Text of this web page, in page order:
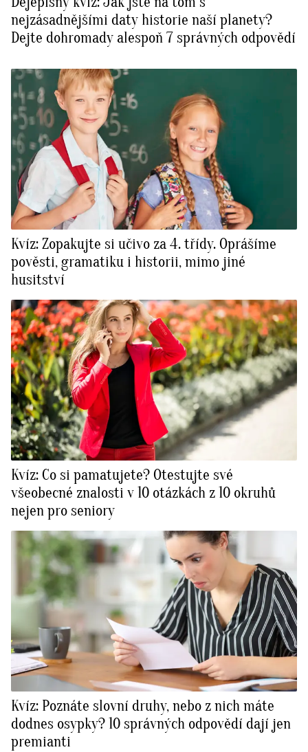
nejzásadnějšími daty historie naší planety?
Dejte dohromady alespoň 7 správných odpovědí
Kvíz: Zopakujte si učivo za 4. třídy. Oprášíme
pověsti, gramatiku i historii, mimo jiné
husitství
Kvíz: Co si pamatujete? Otestujte své
všeobecné znalosti v 10 otázkách z 10 okruhů
nejen pro seniory
Kvíz: Poznáte slovní druhy, nebo z nich máte
dodnes osypky? 10 správných odpovědí dají jen
premianti